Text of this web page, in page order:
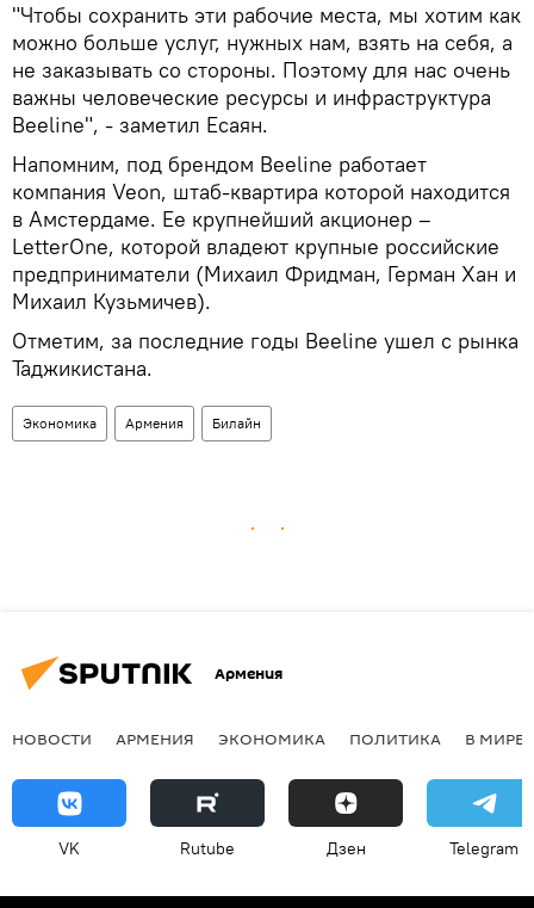
"Чтобы сохранить эти рабочие места, мы хотим как
можно больше услуг, нужных нам, взять на себя, а
не заказывать со стороны. Поэтому для нас очень
важны человеческие ресурсы и инфраструктура
Beeline", - заметил Есаян.
Напомним, под брендом Beeline работает
компания Veon, штаб-квартира которой находится
в Амстердаме. Ее крупнейший акционер –
LetterOne, которой владеют крупные российские
предприниматели (Михаил Фридман, Герман Хан и
Михаил Кузьмичев).
Отметим, за последние годы Beeline ушел с рынка
Таджикистана.
Экономика Армения Билайн
Армения
НОВОСТИ АРМЕНИЯ ЭКОНОМИКА ПОЛИТИКА В МИРЕ
VK Rutube Дзен Telegram